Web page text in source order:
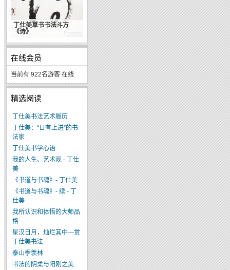
丁仕美草书书法斗方
《诗》
在线会员
当前有 922名游客 在线
精选阅读
丁仕美书法艺术履历
丁仕美：“日有上进”的书
法家
丁仕美书学心语
我的人生、艺术观 - 丁仕
美
《书道与书魂》- 丁仕美
《书道与书魂》- 续 - 丁
仕美
我所认识和体悟的大师品
格
星汉日月，灿烂其中—赏
丁仕美书法
泰山季羡林
书法的阴柔与阳刚之美